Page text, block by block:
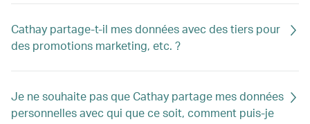
Cathay partage-t-il mes données avec des tiers pour
des promotions marketing, etc. ?
Je ne souhaite pas que Cathay partage mes données
personnelles avec qui que ce soit, comment puis-je